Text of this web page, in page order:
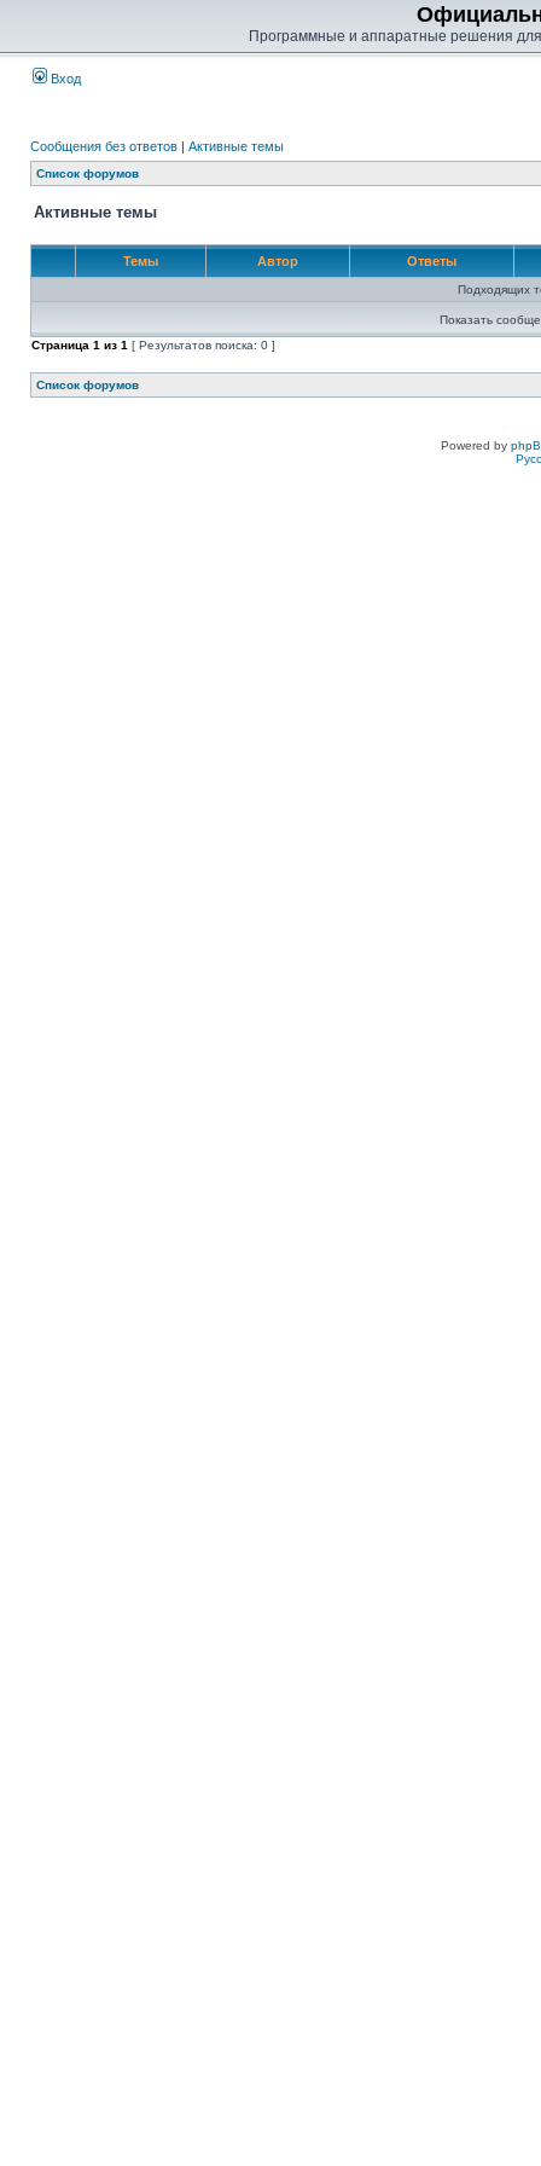
Программные и аппаратные решения
Вход
Сообщения без ответов | Активные темы
Список форумов
Активные темы
Темы Автор Ответы
Подходящих
Показать
Страница 1 из 1 [ Результатов поиска: 0 ]
Список форумов
Powered by